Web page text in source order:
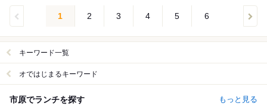
1 2 3 4 5 6
キーワード一覧
オではじまるキーワード
市原でランチを探す もっと見る